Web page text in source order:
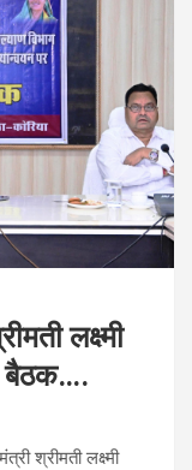
लक्ष्मी
बैठक….
श्रीमती लक्ष्मी